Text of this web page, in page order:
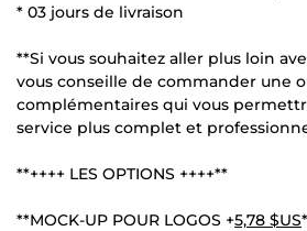
* 03 jours de livraison
**Si vous souhaitez aller plus loin
vous conseille de commander une
complémentaires qui vous
service plus complet et
**++++ LES OPTIONS ++++**
**MOCK-UP POUR LOGOS +5,78 $US